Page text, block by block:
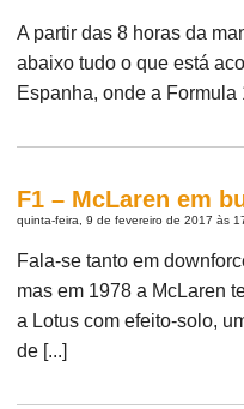
A partir das 8 horas da
abaixo tudo o que está
Espanha, onde a Formula
F1 – McLaren em
quinta-feira, 9 de fevereiro de 2017 às
Fala-se tanto em
mas em 1978 a McLaren
a Lotus com efeito-solo,
de [...]